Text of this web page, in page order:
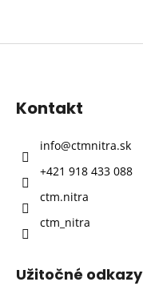
Kontakt
info@ctmnitra.sk
+421 918 433 088
ctm.nitra
ctm_nitra
Užitočné odkazy